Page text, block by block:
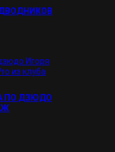
ПО ДЗЮДО